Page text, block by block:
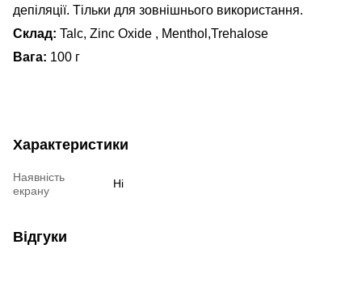
депіляції. Тільки для зовнішнього використання.
Склад: Talc, Zinc Оxide , Menthol,Trehalose
Вага: 100 г
Характеристики
Наявність
екрану
Ні
Відгуки